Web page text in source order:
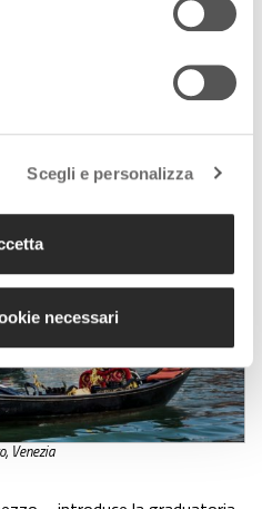
Scegli e personalizza
necessari
potrebbe non essere ancora
ancora una volta, di
Venezia